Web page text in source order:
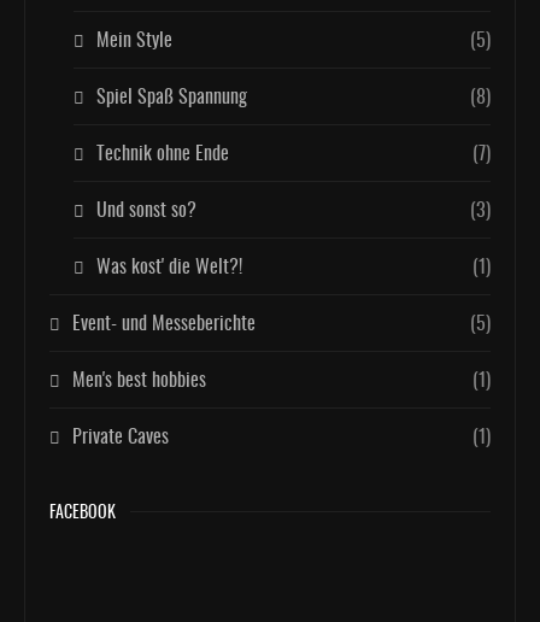
Mein Style
(5)
Spiel Spaß Spannung
(8)
Technik ohne Ende
(7)
Und sonst so?
(3)
Was kost' die Welt?!
(1)
Event- und Messeberichte
(5)
Men's best hobbies
(1)
Private Caves
(1)
FACEBOOK